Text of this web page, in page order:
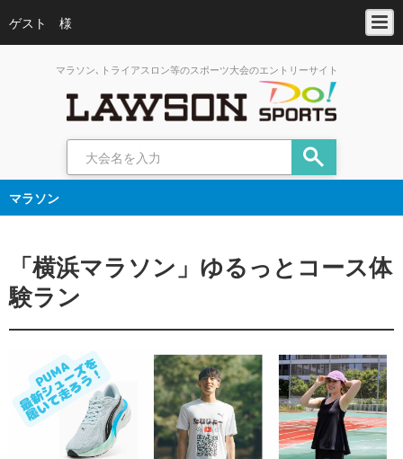
ゲスト 様
マラソン､トライアスロン等のスポーツ大会のエントリーサイト
マラソン
「横浜マラソン」ゆるっとコース体
験ラン